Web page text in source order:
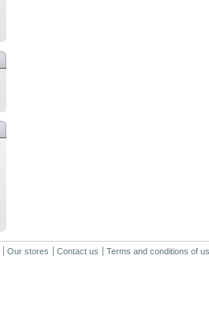
Our stores Contact us Terms and conditions of